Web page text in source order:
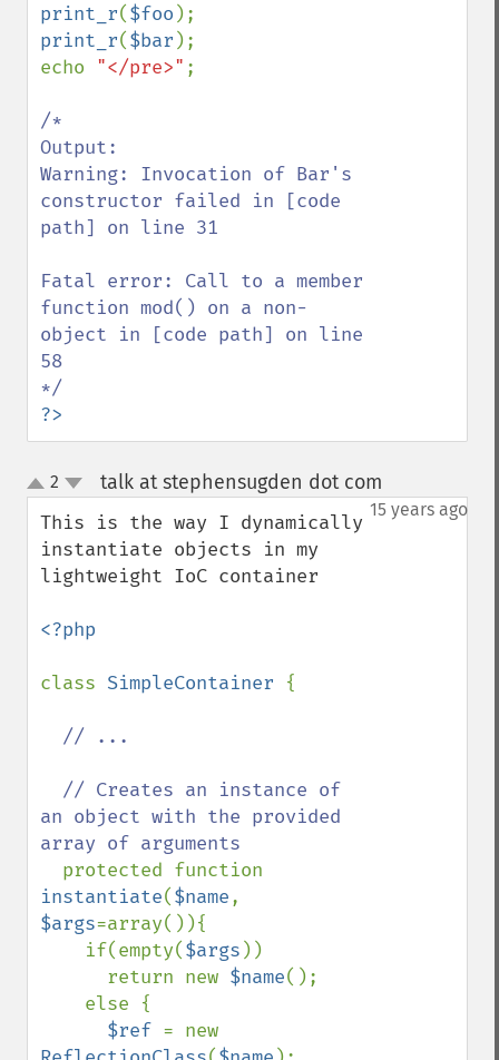
print_r($foo
print_r($bar );
echo "</pre>" ;
/*
Output:
Warning: Invocation of Bar's
constructor failed in [code
path] on line 31
Fatal error: Call to a member
function mod() on a non-
object in [code path] on line
58
?>
up
down
2 talk at stephensugden dot com
15 years ago
This is the way I dynamically
instantiate objects in my
lightweight IoC container
<?php
class SimpleContainer {
// ...
an object with the provided
array of arguments
instantiate($name
$args=array()){
    if(empty(
$args ))
      return new
$name();
$ref